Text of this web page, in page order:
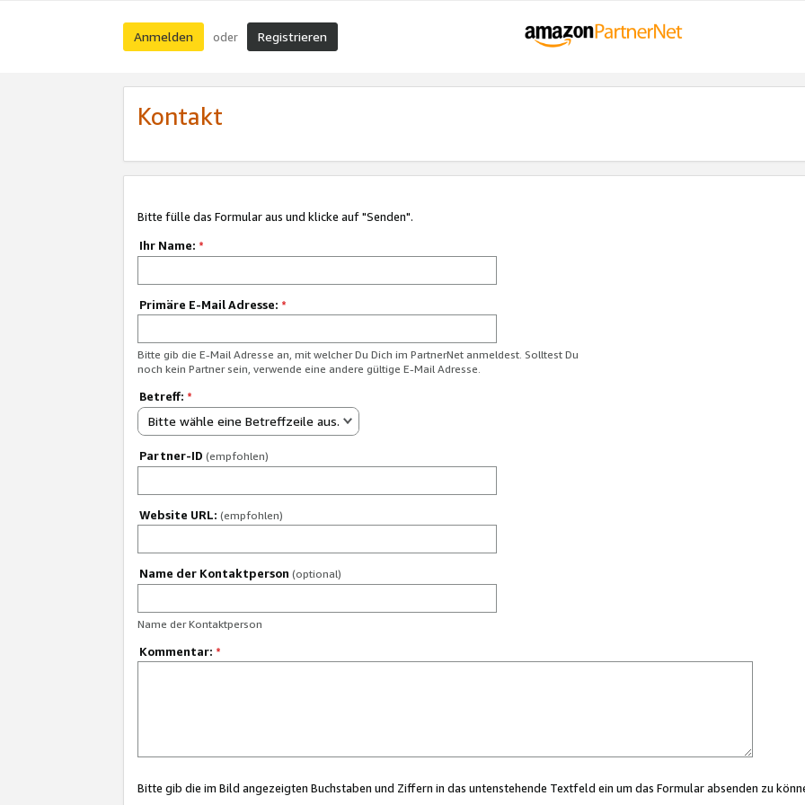
Anmelden oder Registrieren
Kontakt
Bitte fülle das Formular aus und klicke auf "Senden".
Ihr Name: *
Primäre E-Mail Adresse: *
Bitte gib die E-Mail Adresse an, mit welcher Du Dich im PartnerNet anmeldest. Solltest Du
noch kein Partner sein, verwende eine andere gültige E-Mail Adresse.
Betreff: *
Bitte wähle eine Betreffzeile aus.
Partner-ID (empfohlen)
Website URL: (empfohlen)
Name der Kontaktperson (optional)
Name der Kontaktperson
Kommentar: *
Bitte gib die im Bild angezeigten Buchstaben und Ziffern in das untenstehende Textfeld ein um das Formular absenden zu